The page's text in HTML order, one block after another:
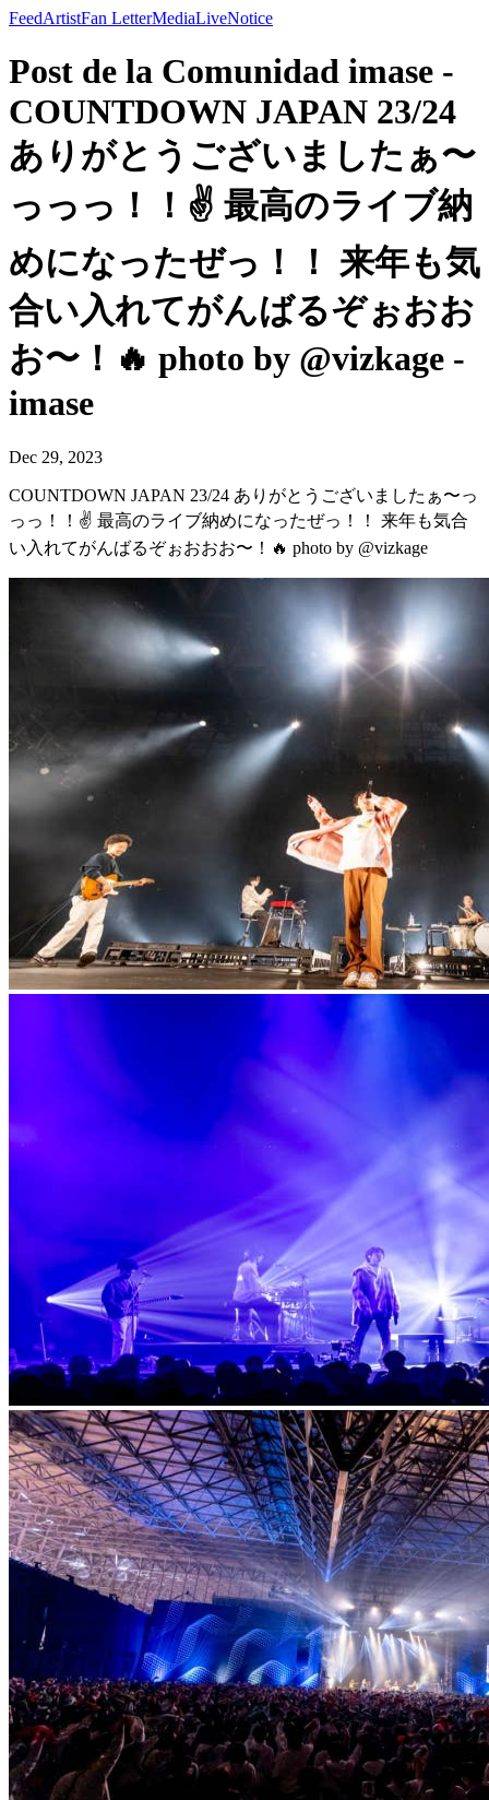
FeedArtistFan LetterMediaLiveNotice
Post de la Comunidad imase -
COUNTDOWN JAPAN 23/24
ありがとうございましたぁ〜
っっっ！！✌️ 最高のライブ納
めになったぜっ！！ 来年も気
合い入れてがんばるぞぉおお
お〜！🔥 photo by @vizkage -
imase
Dec 29, 2023
COUNTDOWN JAPAN 23/24 ありがとうございましたぁ〜っ
っっ！！✌️ 最高のライブ納めになったぜっ！！ 来年も気合
い入れてがんばるぞぉおおお〜！🔥 photo by @vizkage